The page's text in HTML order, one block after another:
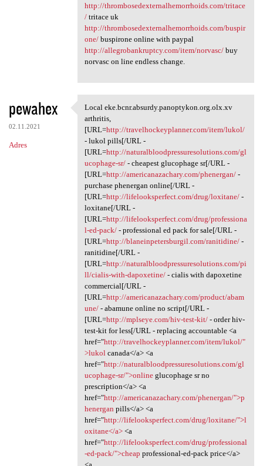
http://thrombosedexternalhemorrhoids.com/tritace
/tritace uk
http://thrombosedexternalhemorrhoids.com/buspir
one/buspirone online with paypal
http://allegrobankruptcy.com/item/norvasc/buy
norvasc on line endless change.
pewahex
02.11.2021
Adres
Local eke.bcnr.absurdy
Local eke.bcnr.absurdy.panoptykon.org.olx.xv
arthritis,
[URL=http://travelhockeyplanner.com/item/lukol/
- lukol pills[/URL -
[URL=http://naturalbloodpressuresolutions.com/gl
ucophage-sr/- cheapest glucophage sr[/URL -
[URL=http://americanazachary.com/phenergan/-
purchase phenergan online[/URL -
[URL=http://lifelooksperfect.com/drug/loxitane/-
loxitane[/URL -
[URL=http://lifelooksperfect.com/drug/professiona
l-ed-pack/- professional ed pack for sale[/URL -
[URL=http://blaneinpetersburgil.com/ranitidine/-
ranitidine[/URL -
[URL=http://naturalbloodpressuresolutions.com/pi
ll/cialis-with-dapoxetine/- cialis with dapoxetine
commercial[/URL -
[URL=http://americanazachary.com/product/abam
une/- abamune online no script[/URL -
[URL=http://mplseye.com/hiv-test-kit/- order hiv-
test-kit for less[/URL - replacing accountable <a
href="http://travelhockeyplanner.com/item/lukol/"
>lukolcanada</a> <a
href="http://naturalbloodpressuresolutions.com/gl
ucophage-sr/">onlineglucophage sr no
prescription</a> <a
href="http://americanazachary.com/phenergan/">p
henergan pills</a> <a
href="http://lifelooksperfect.com/drug/loxitane/">l
oxitane</a><a
href="http://lifelooksperfect.com/drug/professional
-ed-pack/">cheap professional-ed-pack price</a>